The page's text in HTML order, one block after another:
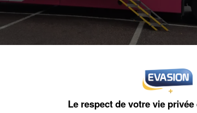
Le respect de votre vie